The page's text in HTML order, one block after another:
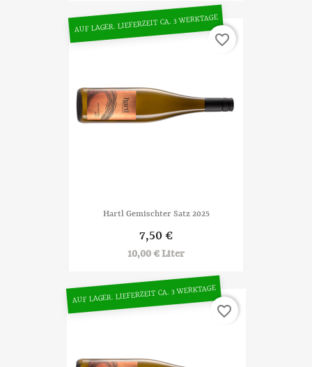
Hartl Gemischter Satz 2025
7,50 €
10,00 € Liter
AUF LAGER. LIEFERZEIT CA. 3 WERKTAGE
favorite_border
AUF LAGER. LIEFERZEIT CA. 3 WERKTAGE
favorite_border